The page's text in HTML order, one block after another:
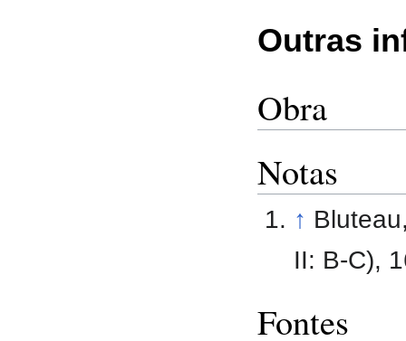
Outras
Obra
Notas
↑
II: B-C),
Fontes